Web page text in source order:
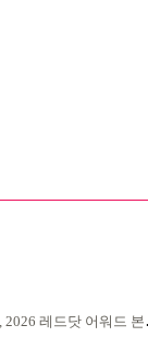
레드닷 어워드 본상 2개 수상